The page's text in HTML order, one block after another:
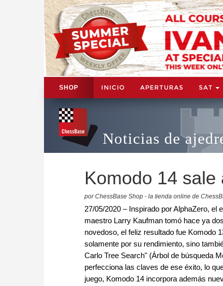
SHOP INICIO APERTURAS SAT
Noticias de
Komodo 14 sale
por ChessBase Shop - la tienda online de
27/05/2020 – Inspirado por AlphaZero, el
maestro Larry Kaufman tomó hace ya
novedoso, el feliz resultado fue Komodo
solamente por su rendimiento, sino
Carlo Tree Search" (Árbol de búsqueda
perfecciona las claves de ese éxito, lo
juego, Komodo 14 incorpora además